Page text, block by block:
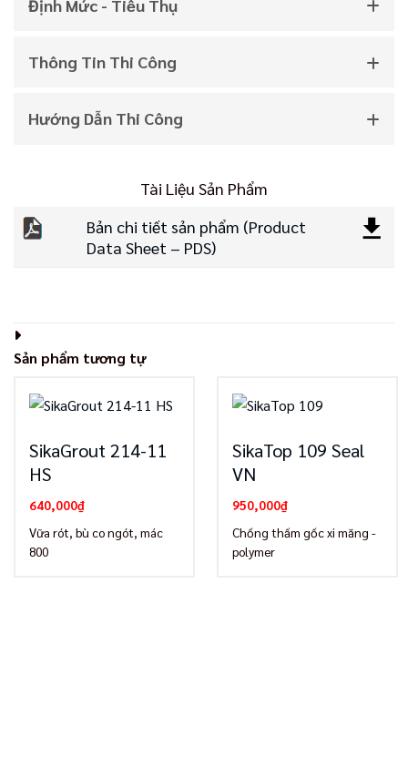
Định Mức - Tiêu Thụ
Thông Tin Thi Công
Hướng Dẫn Thi Công
Tài Liệu Sản Phẩm
Bản chi tiết sản phẩm (Product
Data Sheet – PDS)
Sản phẩm tương tự
SikaGrout 214-11
HS
640,000₫
Vữa rót, bù co ngót, mác
800
SikaTop 109 Seal
VN
950,000₫
Chống thấm gốc xi măng -
polymer